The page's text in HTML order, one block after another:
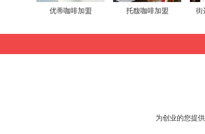
优蒂咖啡加盟 托馥咖啡加盟 街
为创业的您提